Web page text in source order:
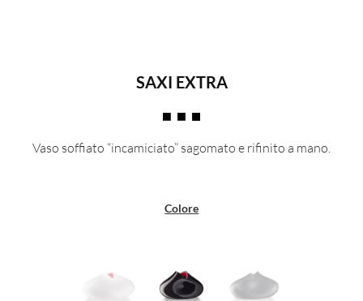
SAXI EXTRA
Vaso soffiato “incamiciato” sagomato e rifinito a mano.
Colore